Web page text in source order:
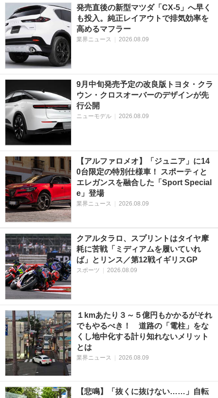
発売直後の新型マツダ「CX-5」へ早く
も投入。純正レイアウトで排気効率を
高めるマフラー
業界ニュース | 2026.08.09
9月中旬発売予定の改良版トヨタ・クラ
ウン・クロスオーバーのデザインが先
行公開
ニューモデル | 2026.08.09
【アルファロメオ】「ジュニア」に14
0台限定の特別仕様車！ スポーティと
エレガンスを融合した「Sport Special
e」登場
業界ニュース | 2026.08.09
クアルタラロ、スプリントはタイヤ摩
耗に苦戦「ミディアムを履いていれ
ば」とリンス／第12戦イギリスGP
スポーツ | 2026.08.09
１kmあたり３～５億円もかかるがそれ
でもやるべき！ 道路の「電柱」をな
くし地中化する計り知れないメリット
とは
業界ニュース | 2026.08.09
【悲鳴】「抜くに抜けない……」自転